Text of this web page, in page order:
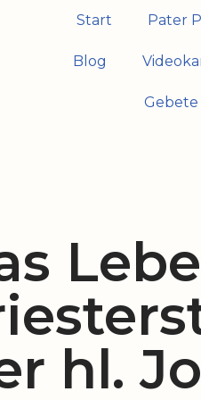
Start Pater
Blog
Gebete
hl.